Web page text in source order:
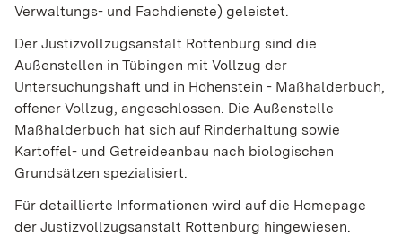
Verwaltungs- und Fachdienste) geleistet.
Der Justizvollzugsanstalt Rottenburg sind die
Außenstellen in Tübingen mit Vollzug der
Untersuchungshaft und in Hohenstein - Maßhalderbuch,
offener Vollzug, angeschlossen. Die Außenstelle
Maßhalderbuch hat sich auf Rinderhaltung sowie
Kartoffel- und Getreideanbau nach biologischen
Grundsätzen spezialisiert.
Für detaillierte Informationen wird auf die Homepage
der Justizvollzugsanstalt Rottenburg hingewiesen.